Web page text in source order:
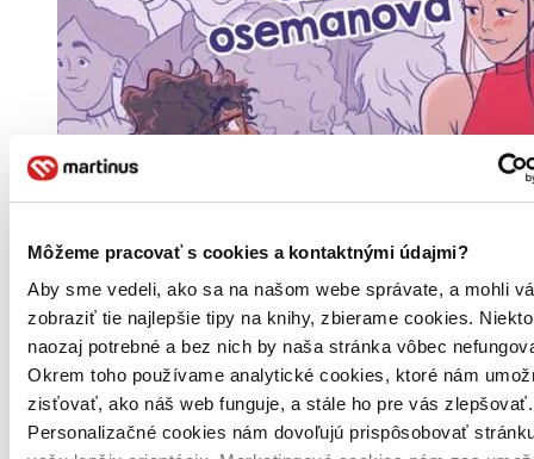
Môžeme pracovať s cookies a kontaktnými údajmi?
Aby sme vedeli, ako sa na našom webe správate, a mohli
zobraziť tie najlepšie tipy na knihy, zbierame cookies.
naozaj potrebné a bez nich by naša stránka vôbec
Okrem toho používame analytické cookies, ktoré nám
zisťovať, ako náš web funguje, a stále ho pre vás zlepšovať.
Personalizačné cookies nám dovoľujú prispôsobovať